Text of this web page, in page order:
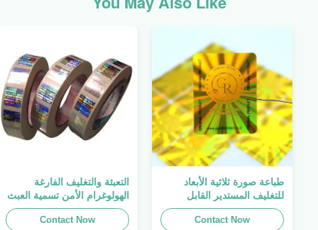
طباعة صورة ثلاثية الأبعاد
للتغليف المستدير القابل
للطباعة ، الملصق الأصلي ،
صفائح لاصقة ذاتية اللصق
Contact Now
التعبئة والتغليف الفارغة
الهولوغرام الأمن تسمية العبث
واضح ملصق الهولوغرام شعار
الليزر
Contact Now